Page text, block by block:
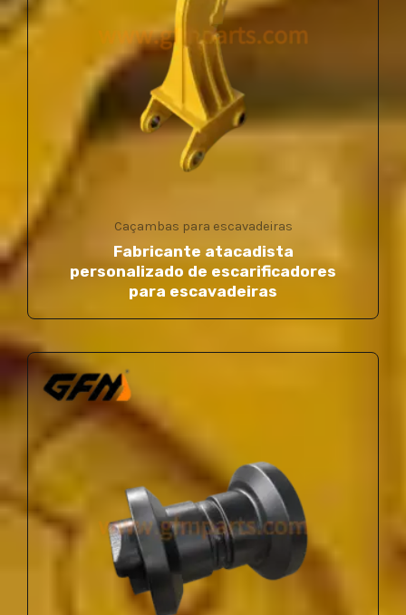
Caçambas para escavadeiras
Fabricante atacadista
personalizado de escarificadores
para escavadeiras